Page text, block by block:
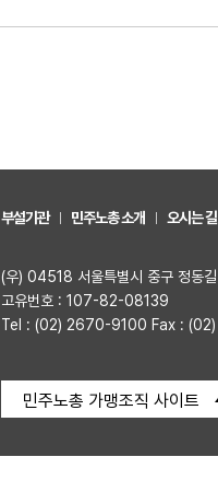
부설기관 민주노총 소개 오시는 길
(우) 04518 서울특별시 중구 정동
고유번호 : 107-82-08139
Tel : (02) 2670-9100 Fax :
민주노총 가맹조직 사이트